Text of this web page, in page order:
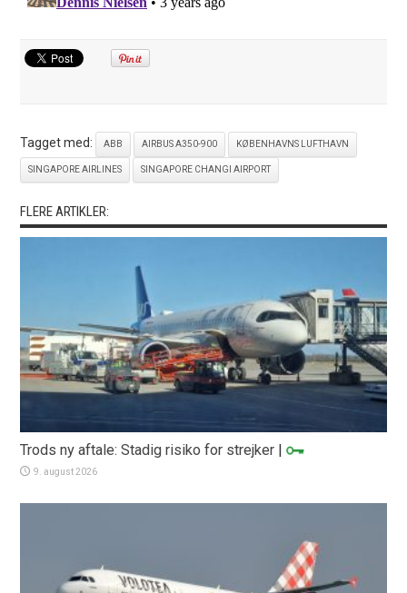
Tagget med: ABB AIRBUS A350-900 KØBENHAVNS LUFTHAVN
SINGAPORE AIRLINES SINGAPORE CHANGI AIRPORT
FLERE ARTIKLER:
Trods ny aftale: Stadig risiko for strejker |
9. august 2026